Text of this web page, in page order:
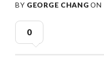
BY GEORGE CHANG ON
0